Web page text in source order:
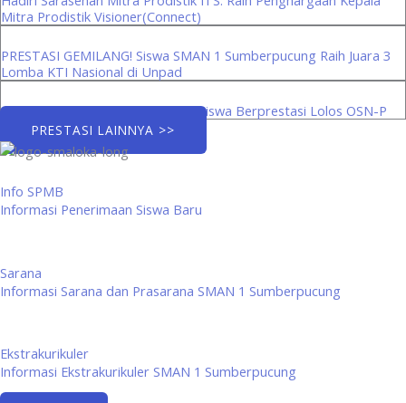
Mitra Prodistik Visioner(Connect)
PRESTASI GEMILANG! Siswa SMAN 1 Sumberpucung Raih Juara 3
Lomba KTI Nasional di Unpad
Menuju Panggung Provinsi: Tiga Siswa Berprestasi Lolos OSN-P
PRESTASI LAINNYA >>
Info SPMB
Informasi Penerimaan Siswa Baru
Sarana
Informasi Sarana dan Prasarana SMAN 1 Sumberpucung
Ekstrakurikuler
Informasi Ekstrakurikuler SMAN 1 Sumberpucung